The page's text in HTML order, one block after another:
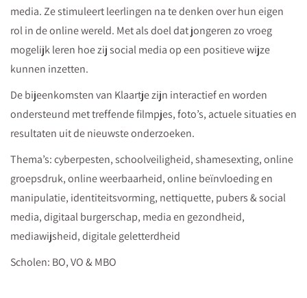
media. Ze stimuleert leerlingen na te denken over hun eigen
rol in de online wereld. Met als doel dat jongeren zo vroeg
mogelijk leren hoe zij social media op een positieve wijze
kunnen inzetten.
De bijeenkomsten van Klaartje zijn interactief en worden
ondersteund met treffende filmpjes, foto’s, actuele situaties en
resultaten uit de nieuwste onderzoeken.
Thema’s: cyberpesten, schoolveiligheid, shamesexting, online
groepsdruk, online weerbaarheid, online beïnvloeding en
manipulatie, identiteitsvorming, nettiquette, pubers & social
media, digitaal burgerschap, media en gezondheid,
mediawijsheid, digitale geletterdheid
Scholen: BO, VO & MBO